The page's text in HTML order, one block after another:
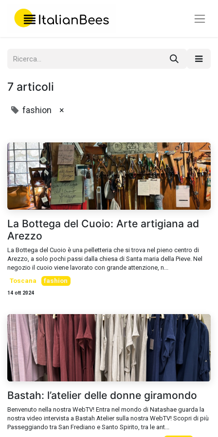
7 articoli
fashion ×
La Bottega del Cuoio: Arte artigiana ad
Arezzo
La Bottega del Cuoio è una pelletteria che si trova nel pieno centro di
Arezzo, a solo pochi passi dalla chiesa di Santa maria della Pieve. Nel
negozio il cuoio viene lavorato con grande attenzione, n...
Toscana fashion
14 ott 2024
Bastah: l’atelier delle donne giramondo
Benvenuto nella nostra WebTV! Entra nel mondo di Natashae guarda la
nostra video intervista a Bastah Atelier sulla nostra WebTV! Scopri di più
Passeggiando tra San Frediano e Santo Spirito, tra le ant...